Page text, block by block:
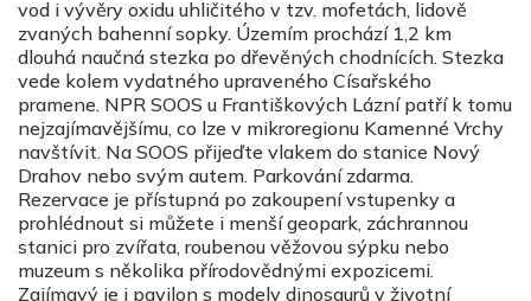
vod i vývěry oxidu uhličitého v tzv. mofetách, lidově
zvaných bahenní sopky. Územím prochází 1,2 km
dlouhá naučná stezka po dřevěných chodnících. Stezka
vede kolem vydatného upraveného Císařského
pramene. NPR SOOS u Františkových Láznípatří k tomu
nejzajímavějšímu, co lze v mikroregionu Kamenné Vrchy
navštívit. Na SOOS přijeďte vlakem do stanice Nový
Drahov nebo svým autem. Parkování zdarma.
Rezervace je přístupná po zakoupení vstupenky a
prohlédnout si můžete i menší geopark, záchrannou
stanici pro zvířata, roubenou věžovou sýpku nebo
muzeum s několika přírodovědnými expozicemi.
Zajímavý je i pavilon s modely dinosaurů v životní